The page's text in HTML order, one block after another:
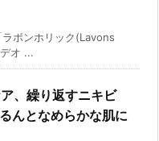
ボンホリック(Lavons
オ ...
、繰り返すニキビ
んとなめらかな肌に